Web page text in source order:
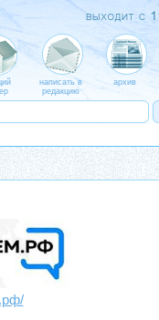
написать в
редакцию
архив